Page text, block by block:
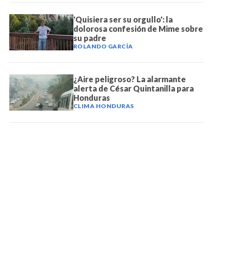
'Quisiera ser su orgullo': la
dolorosa confesión de Mime sobre
su padre
ROLANDO GARCÍA
¿Aire peligroso? La alarmante
alerta de César Quintanilla para
Honduras
CLIMA HONDURAS